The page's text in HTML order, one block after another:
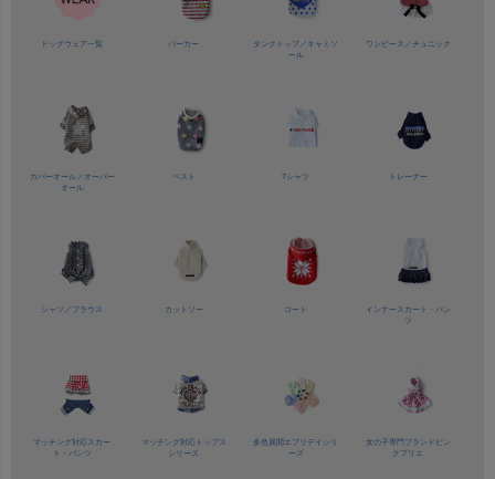
ドッグウェア一覧 パーカー タンクトップ／ キャミソ
ール
ワンピース／チュニック
カバーオール／ オーバー
オール
ベスト Tシャツ トレーナー
シャツ／ ブラウス カットソー コート
インナースカート・パン
ツ
マッチング対応スカー
ト・パンツ
マッチング対応トップス
シリーズ
多色展開 エブリデイシリ
ーズ
女の子専門ブランド ピン
クプリエ